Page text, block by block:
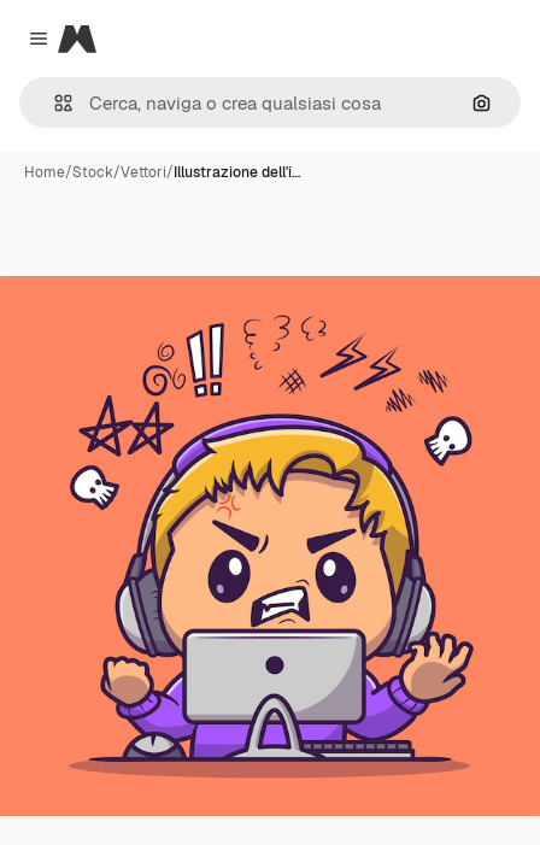
Close menu
Magnific
Cerca
Home/Stock/Vettori/Illustrazione dell'i…